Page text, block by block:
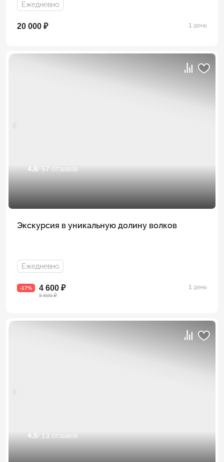
Ежедневно
20 000 ₽ 1 день
4.8/ 57 отзывов
Экскурсия в уникальную долину волков
Ежедневно
-17% 4 600 ₽
5 600 ₽
1 день
4.5/ 13 отзывов